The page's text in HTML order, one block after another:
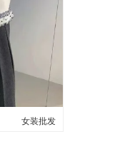
女装批发